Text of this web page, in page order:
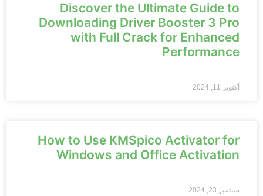
Discover the Ultimate Guide to
Downloading Driver Booster 3 Pro
with Full Crack for Enhanced
Performance
أكتوبر 11, 2024
How to Use KMSpico Activator for
Windows and Office Activation
سبتمبر 23, 2024